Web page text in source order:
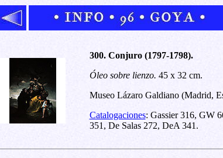
300. Conjuro (1797-1798).
Óleo sobre lienzo. 45 x 32 cm.
Museo Lázaro Galdiano (Madrid,
Catalogaciones: Gassier 316, GW
351, De Salas 272, DeA 341.